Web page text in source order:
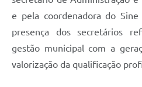
e pela coordenadora do
presença dos secretários
gestão municipal com a
valorização da qualificação